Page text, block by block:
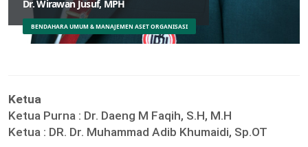
Dr. Wirawan Jusuf, MPH
BENDAHARA UMUM & MANAJEMEN ASET ORGANISASI
Ketua
Ketua Purna : Dr. Daeng M Faqih, S.H, M.H
Ketua : DR. Dr. Muhammad Adib Khumaidi, Sp.OT